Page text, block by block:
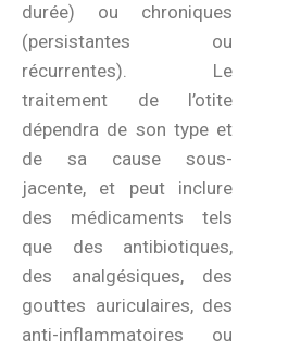
durée) ou chroniques
(persistantes ou
récurrentes). Le
traitement de l’otite
dépendra de son type et
de sa cause sous-
jacente, et peut inclure
des médicaments tels
que des antibiotiques,
des analgésiques, des
gouttes auriculaires, des
anti-inflammatoires ou